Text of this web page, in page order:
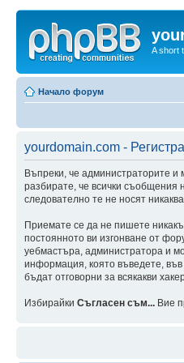
A short
Начало форум
yourdomain.com -
Въпреки, че администраторите
разбирате, че всички съобщения
следователно те не носят никаква
Приемате се да не пишете
постоянното ви изгонване от
уебмастъра, администратора и
информация, която въведете,
бъдат отговорни за всякакви
Избирайки Съгласен съм... Вие